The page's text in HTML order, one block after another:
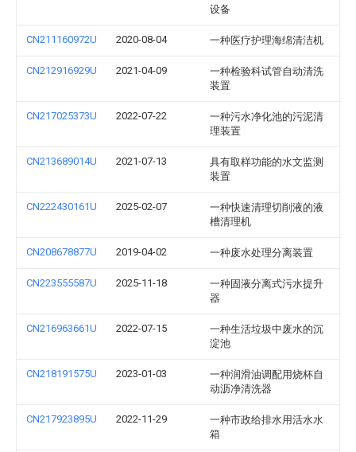
设备
CN211160972U 2020-08-04 一种医疗护理海绵清洁机
CN212916929U 2021-04-09
一种检验科试管自动清洗
装置
CN217025373U 2022-07-22
一种污水净化池的污泥清
理装置
CN213689014U 2021-07-13
具有取样功能的水文监测
装置
CN222430161U 2025-02-07
一种快速清理切削液的液
槽清理机
CN208678877U 2019-04-02 一种废水处理分离装置
CN223555587U 2025-11-18
一种固液分离式污水提升
器
CN216963661U 2022-07-15
一种生活垃圾中废水的沉
淀池
CN218191575U 2023-01-03
一种润滑油调配用烧杯自
动沥净清洗器
CN217923895U 2022-11-29
一种市政给排水用活水水
箱